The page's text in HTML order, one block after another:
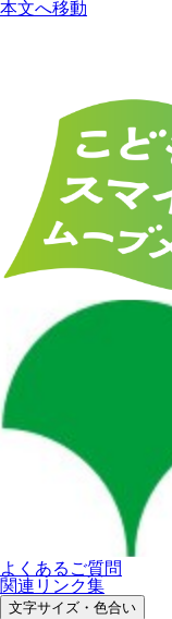
本文へ移動
よくあるご質問
関連リンク集
文字サイズ・色合い